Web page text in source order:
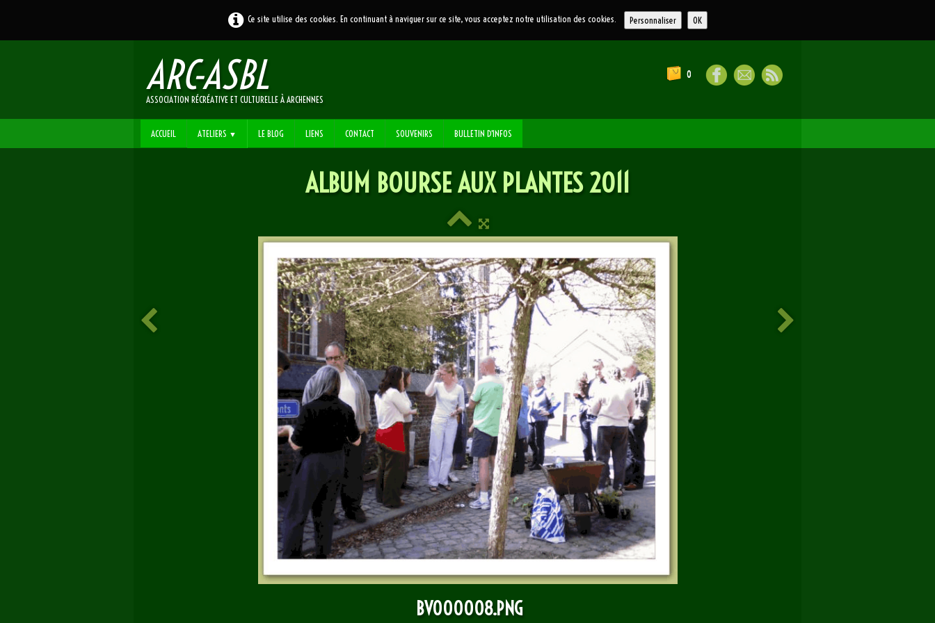
Ce site utilise des cookies. En continuant à naviguer sur ce site, vous acceptez notre utilisation des cookies. Personnaliser OK
ARC-ASBL
ASSOCIATION RÉCRÉATIVE ET CULTURELLE À ARCHENNES
0
ACCUEIL ATELIERS ▼ LE BLOG LIENS CONTACT SOUVENIRS BULLETIN D'INFOS
ALBUM BOURSE AUX PLANTES 2011
BV000008.PNG